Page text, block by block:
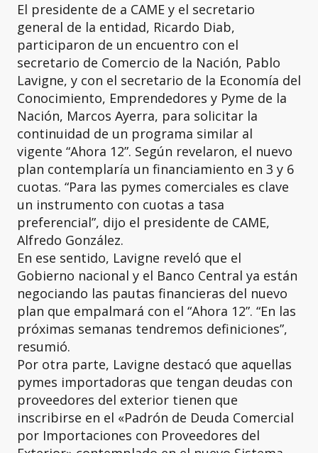
El presidente de a CAME y el secretario
general de la entidad, Ricardo Diab,
participaron de un encuentro con el
secretario de Comercio de la Nación, Pablo
Lavigne, y con el secretario de la Economía del
Conocimiento, Emprendedores y Pyme de la
Nación, Marcos Ayerra, para solicitar la
continuidad de un programa similar al
vigente “Ahora 12”. Según revelaron, el nuevo
plan contemplaría un financiamiento en 3 y 6
cuotas. “Para las pymes comerciales es clave
un instrumento con cuotas a tasa
preferencial”, dijo el presidente de CAME,
Alfredo González.
En ese sentido, Lavigne reveló que el
Gobierno nacional y el Banco Central ya están
negociando las pautas financieras del nuevo
plan que empalmará con el “Ahora 12”. “En las
próximas semanas tendremos definiciones”,
resumió.
Por otra parte, Lavigne destacó que aquellas
pymes importadoras que tengan deudas con
proveedores del exterior tienen que
inscribirse en el «Padrón de Deuda Comercial
por Importaciones con Proveedores del